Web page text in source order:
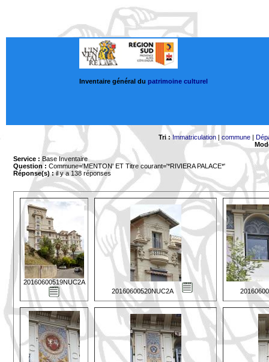
Inventaire général du patrimoine culturel
Tri : Immatriculation |commune |
Service : Base Inventaire
Question : Commune='MENTON' ET Titre courant='*RIVIERA PALACE*'
Réponse(s) :il y a 138 réponses
20160600519NUC2A
20160600520NUC2A